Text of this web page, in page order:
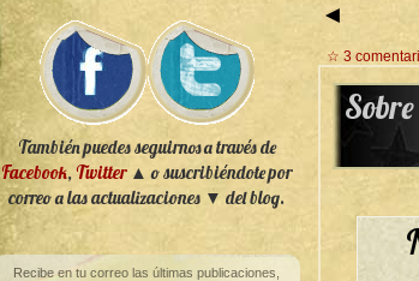
◄
☆ 3
También puedes seguirnos a través de
Facebook,Twitter▲ o suscribiéndote por
correo a las actualizaciones ▼ del blog.
Recibe en tu correo las últimas publicaciones,